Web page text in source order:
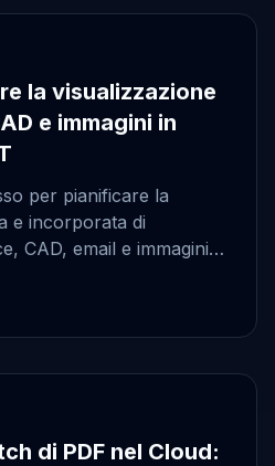
la visualizzazione
e immagini in
per pianificare la
e incorporata di
CAD, email e immagini
di PDF nel Cloud: